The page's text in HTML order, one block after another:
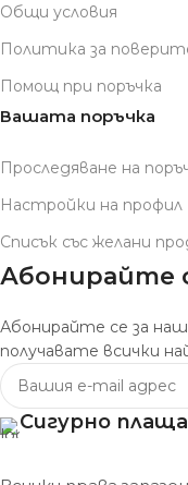
Общи условия
Политика за
Помощ при поръчка
Вашата поръчка
Проследяване на
Настройки на профил
Списък със желани
Абонирайте
Абонирайте се за
получавате всички
Сигурно